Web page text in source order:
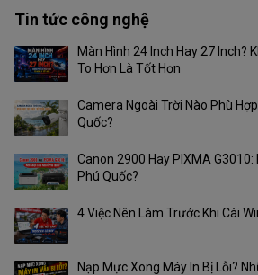
Chất lượng hình ảnh FHD 1080P. Hình ảnh
Thời gian phản hồi (điển
Tốc độ làm tươi 75Hz
Tin tức công nghệ
Màn Hình 24 Inch Hay 27 Inch?
To Hơn Là Tốt Hơn
Camera Ngoài Trời Nào Phù
Quốc?
Canon 2900 Hay PIXMA G3010:
Phú Quốc?
4 Việc Nên Làm Trước Khi Cài
Nạp Mực Xong Máy In Bị Lỗi?